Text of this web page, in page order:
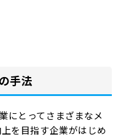
手法
にとってさまざまなメ
を目指す企業がはじめ